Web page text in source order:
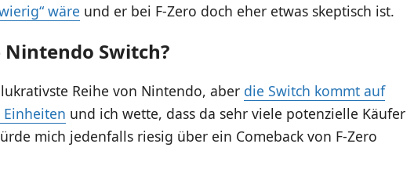
wäre und er bei F-Zero doch eher etwas skeptisch ist.
Nintendo Switch?
Reihe von Nintendo, aber die Switch kommt auf
und ich wette, dass da sehr viele potenzielle Käufer
mich jedenfalls riesig über ein Comeback von F-Zero